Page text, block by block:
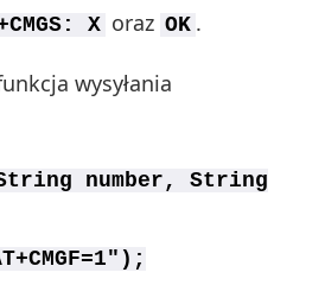
X oraz OK .
wysyłania
number, String